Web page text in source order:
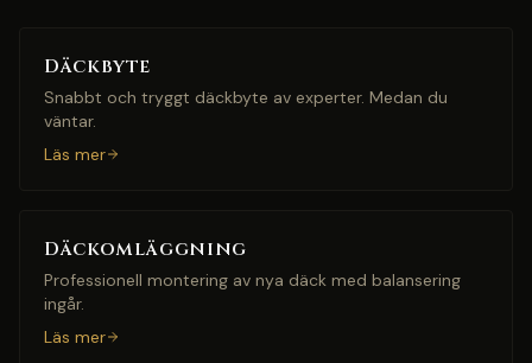
Däckbyte
Snabbt och tryggt däckbyte av experter. Medan du
väntar.
Läs mer
Däckomläggning
Professionell montering av nya däck med balansering
ingår.
Läs mer